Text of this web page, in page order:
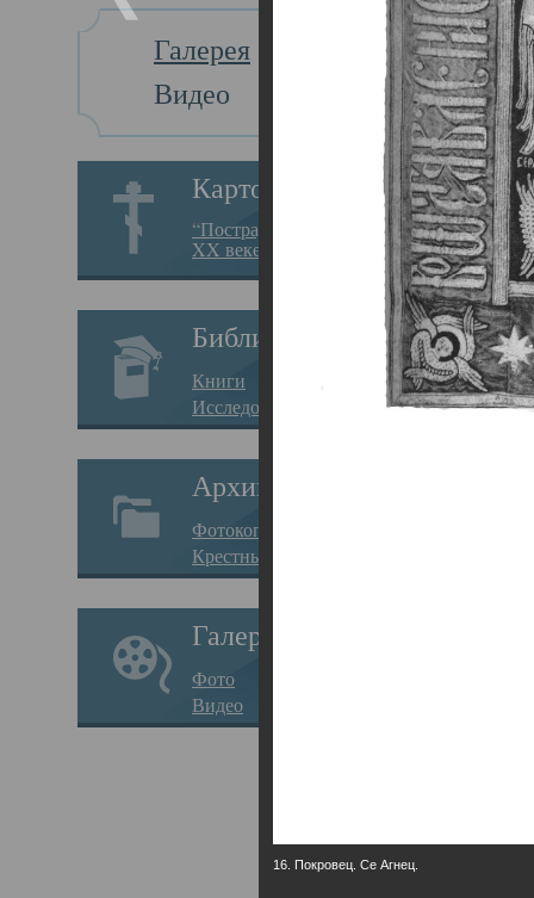
Галерея
Видео
Картотека
“Пострадавшие за веру в
XX веке на Севере”
Библиотека
Книги
Исследования
Архив
Фотокопии дел
Крестные ходы
Галерея
Фото
Видео
Главная
16. Покровец. Се Агнец.